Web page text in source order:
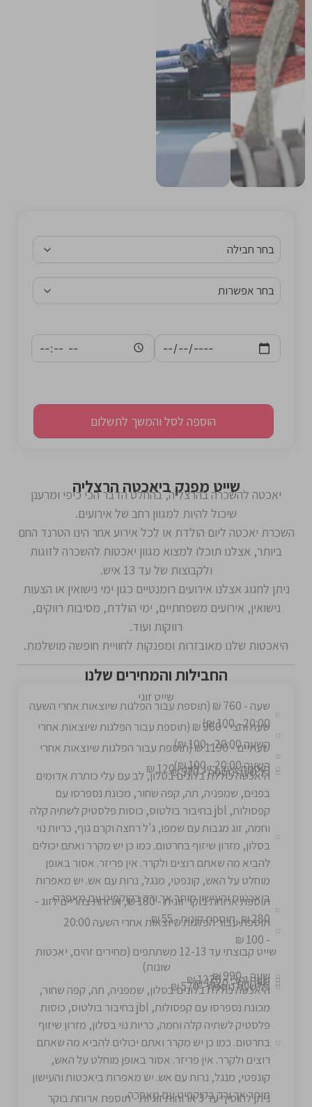
הוספה לסל והמשך לתשלום
שייט מפנק ביאכטה הרצליה
יאכטה להשכרה בהרצליה, בהחלט הדבר הכי כיפי ומרענן
שיכול להיות למגוון רחב של אירועים.
השכרת יאכטה ליום הולדת או לכל אירוע אחר הינו הטרנד החם
ביותר, אצלנו תוכלו למצוא מגוון יאכטות להשכרה לזוגות
ולקבוצות של עד 13 איש.
ניתן לחגוג אצלנו אירועים רומנטיים כגון ימי נישואין או הצעות
נישואין, אירועים משפחתיים, ימי הולדת, מסיבות רווקים,
רווקות ועוד.
היאכטות שלנו מאובזרות ומפנקות לחוויית חופשה מושלמת.
החבילות והמחירים שלנו
שייט זוגי
שעה - 760 ₪ (תוספת עבור הפלגות שיוצאות אחרי השעה
20:00 - 100 ₪)
שעה וחצי - 960 ₪ (תוספת עבור הפלגות שיוצאות אחרי
השעה 20:00 - 100 ₪)
שעתיים - 1190 ₪ (תוספת עבור הפלגות שיוצאות אחרי
השעה 20:00 - 100 ₪)
תוספת ציוד דייג לזוג - 120 ₪
כל שעה נוספת - 570 ₪
היאכטה כוללת בלונים בסלון, לב עם עלי כותרת אדומים
בפנים, שמפניה, תה, קפה שחור, מכונת נספרסו עם
קפסולות, jbl בחיבור בולטוס, כוסות פלסטיק לשתיה קלה
וחמה, זוג מגבות עם שמפו, ג'ל רחצה וקרם גוף, כריות נוי
בסלון, מזרון שיזוף בחרטום. כמו כן יש מקרר ואתם יכולים
להביא מה שאתם רוצים ולקרר. אין פריזר. אסור באופן
מוחלט על האש, קונפטי, מנגל, נרות עם אש. יש מאפרות
ביאכטות והעישון מותר אך ורק בקוקפיט עם מאפרה.
תוספת ארוחת בוקר זוגית - 180 ₪, ארוחת צהריים לזוג -
280 ₪, תוספת קינוח - 55 ₪
תוספת עבור הפלגות שיוצאות אחרי השעה 20:00
- 100 ₪
שייט קבוצתי עד 12-13 משתתפים (מחירים זהים, יאכטות
שונות)
שעה - 990 ₪
שעה וחצי - 1220 ₪
שעתיים - 1520 ₪
כל שעה נוספת - 570 ₪
היאכטה כוללת בלונים בסלון, שמפניה, תה, קפה שחור,
מכונת נספרסו עם קפסולות, jbl בחיבור בולטוס, כוסות
פלסטיק לשתיה קלה וחמה, כריות נוי בסלון, מזרון שיזוף
בחרטום. כמו כן יש מקרר ואתם יכולים להביא מה שאתם
רוצים ולקרר. אין פריזר. אסור באופן מוחלט על האש,
קונפטי, מנגל, נרות עם אש. יש מאפרות ביאכטות והעישון
מותר אך ורק בקוקפיט עם מאפרה.ניתן להוסיף עד 3 ארוחות זוגיות - תוספת ארוחת בוקר